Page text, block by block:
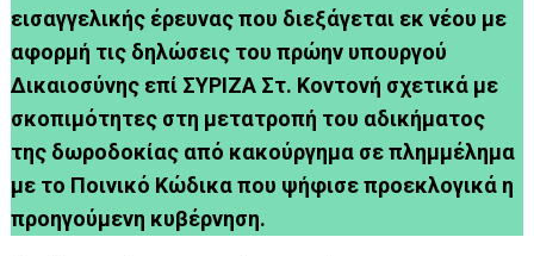
εισαγγελικής έρευνας που διεξάγεται εκ νέου με
αφορμή τις δηλώσεις του πρώην υπουργού
Δικαιοσύνης επί ΣΥΡΙΖΑ Στ. Κοντονή σχετικά με
σκοπιμότητες στη μετατροπή του αδικήματος
της δωροδοκίας από κακούργημα σε πλημμέλημα
με το Ποινικό Κώδικα που ψήφισε προεκλογικά η
προηγούμενη κυβέρνηση.